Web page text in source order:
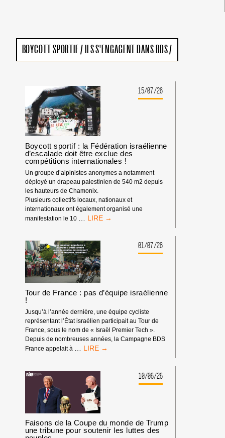
BOYCOTT SPORTIF/ ILS S'ENGAGENT DANS BDS/
15/07/26
Boycott sportif : la Fédération israélienne
d’escalade doit être exclue des
compétitions internationales !
Un groupe d’alpinistes anonymes a notamment
déployé un drapeau palestinien de 540 m2 depuis
les hauteurs de Chamonix.
Plusieurs collectifs locaux, nationaux et
internationaux ont également organisé une
manifestation le 10 … BOYCOTT
LA
FÉDÉRATION
ISRAÉLIENNE
D’ESCALADE
DOIT
ÊTRE
EXCLUE
DES
COMPÉTITIONS
INTERNATIONALES
01/07/26
Tour de France : pas d’équipe israélienne
!
Jusqu’à l’année dernière, une équipe cycliste
représentant l’État israélien participait au Tour de
France, sous le nom de « Israël Premier Tech ».
Depuis de nombreuses années, la Campagne BDS
France appelait à … TOUR
PAS
D’ÉQUIPE
ISRAÉLIENNE
10/06/26
Faisons de la Coupe du monde de Trump
une tribune pour soutenir les luttes des